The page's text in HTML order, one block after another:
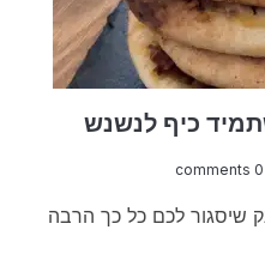
כיף לנשנש
0 comments
שיסגור לכם כל כך הרבה